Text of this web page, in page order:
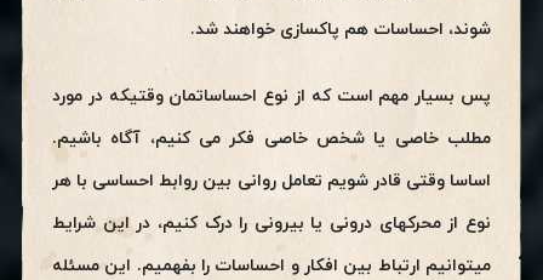
شوند، احساسات هم پاکسازی خواهند شد.
پس بسیار مهم است که از نوع احساساتمان وقتیکه در مورد
مطلب خاصی یا شخص خاصی فکر می کنیم، آگاه باشیم.
اساسا وقتی قادر شویم تعامل روانی بین روابط احساسی با هر
نوع از محرکهای درونی یا بیرونی را درک کنیم، در این شرایط
میتوانیم ارتباط بین افکار و احساسات را بفهمیم. این مسئله